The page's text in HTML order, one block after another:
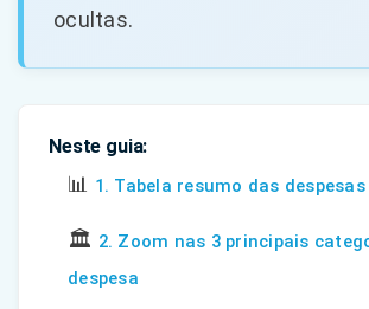
ocultas.
Neste guia:
📊 1. Tabela resumo das
🏛️ 2. Zoom nas 3 principais
despesa